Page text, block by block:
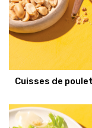
Cuisses de